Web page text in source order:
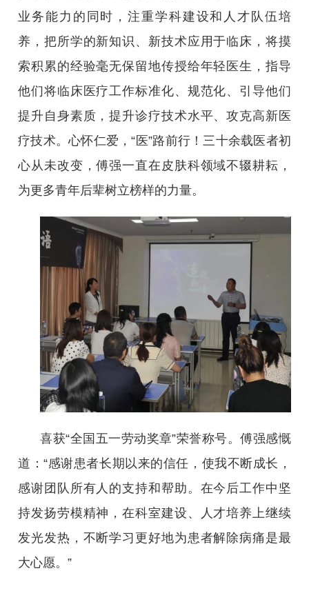
业务能力的同时，注重学科建设和人才队伍培
养，把所学的新知识、新技术应用于临床，将摸
索积累的经验毫无保留地传授给年轻医生，指导
他们将临床医疗工作标准化、规范化、引导他们
提升自身素质，提升诊疗技术水平、攻克高新医
疗技术。心怀仁爱，“医”路前行！三十余载医者初
心从未改变，傅强一直在皮肤科领域不辍耕耘，
为更多青年后辈树立榜样的力量。
喜获“全国五一劳动奖章”荣誉称号。傅强感慨
道：“感谢患者长期以来的信任，使我不断成长，
感谢团队所有人的支持和帮助。在今后工作中坚
持发扬劳模精神，在科室建设、人才培养上继续
发光发热，不断学习更好地为患者解除病痛是最
大心愿。”